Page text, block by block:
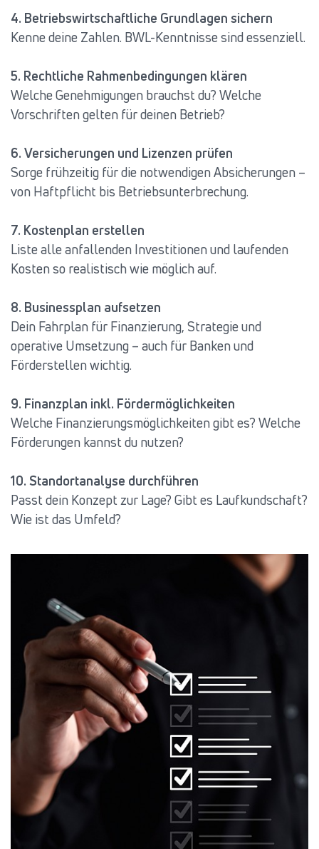
4. Betriebswirtschaftliche Grundlagen sichern
Kenne deine Zahlen. BWL-Kenntnisse sind essenziell.
5. Rechtliche Rahmenbedingungen klären
Welche Genehmigungen brauchst du? Welche
Vorschriften gelten für deinen Betrieb?
6. Versicherungen und Lizenzen prüfen
Sorge frühzeitig für die notwendigen Absicherungen –
von Haftpflicht bis Betriebsunterbrechung.
7. Kostenplan erstellen
Liste alle anfallenden Investitionen und laufenden
Kosten so realistisch wie möglich auf.
8. Businessplan aufsetzen
Dein Fahrplan für Finanzierung, Strategie und
operative Umsetzung – auch für Banken und
Förderstellen wichtig.
9. Finanzplan inkl. Fördermöglichkeiten
Welche Finanzierungsmöglichkeiten gibt es? Welche
Förderungen kannst du nutzen?
10. Standortanalyse durchführen
Passt dein Konzept zur Lage? Gibt es Laufkundschaft?
Wie ist das Umfeld?